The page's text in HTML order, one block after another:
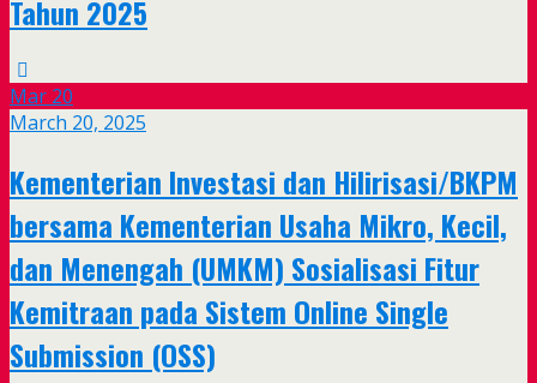
Tahun 2025
Mar 20
March 20, 2025
Kementerian Investasi dan Hilirisasi/BKPM
bersama Kementerian Usaha Mikro, Kecil,
dan Menengah (UMKM) Sosialisasi Fitur
Kemitraan pada Sistem Online Single
Submission (OSS)